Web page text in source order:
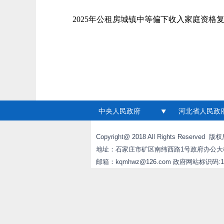
2025年公租房城镇中等偏下收入家庭资格